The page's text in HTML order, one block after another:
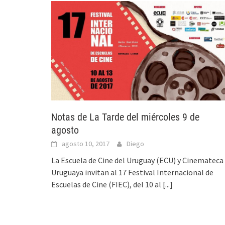
Notas de La Tarde del miércoles 9 de
agosto
agosto 10, 2017 Diego
La Escuela de Cine del Uruguay (ECU) y Cinemateca
Uruguaya invitan al 17 Festival Internacional de
Escuelas de Cine (FIEC), del 10 al [...]